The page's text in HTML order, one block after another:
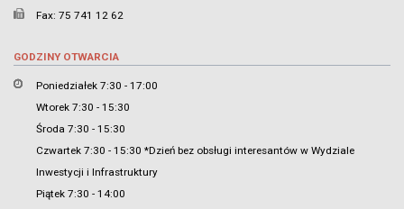
Fax: 75 741 12 62
GODZINY OTWARCIA
Poniedziałek 7:30 - 17:00
Wtorek 7:30 - 15:30
Środa 7:30 - 15:30
Czwartek 7:30 - 15:30 *Dzień bez obsługi interesantów w Wydziale
Inwestycji i Infrastruktury
Piątek 7:30 - 14:00